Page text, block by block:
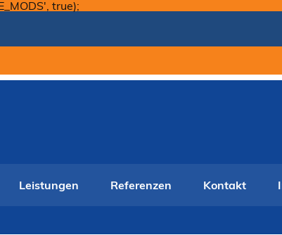
true);
Leistungen Referenzen Kontakt